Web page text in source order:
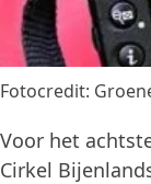
Fotocredit:
Voor het
Cirkel